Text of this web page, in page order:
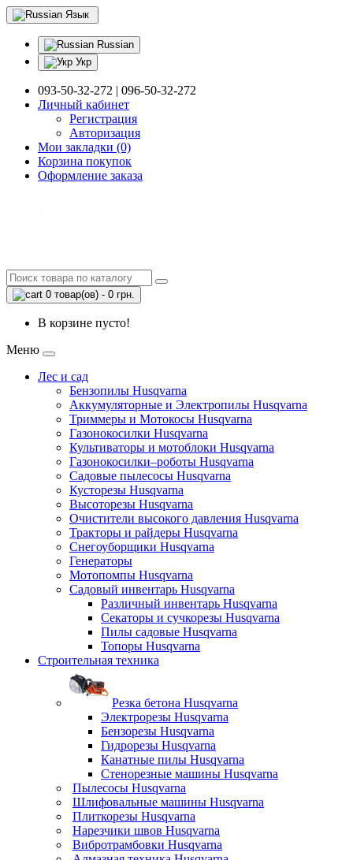
Язык
Russian
Укр
093-50-32-272 | 096-50-32-272
Личный кабинет
Регистрация
Авторизация
Мои закладки (0)
Корзина покупок
Оформление заказа
0 товар(ов) - 0 грн.
В корзине пусто!
Меню
Лес и сад
Бензопилы Husqvarna
Аккумуляторные и Электропилы Нusqvarna
Триммеры и Мотокосы Нusqvarna
Газонокосилки Husqvarna
Культиваторы и мотоблоки Husqvarna
Газонокосилки–роботы Husqvarna
Садовые пылесосы Husqvarna
Кусторезы Husqvarna
Высоторезы Husqvarna
Очистители высокого давления Husqvarna
Тракторы и райдеры Husqvarna
Снегоуборщики Husqvarna
Генераторы
Мотопомпы Husqvarna
Садовый инвентарь Husqvarna
Различный инвентарь Husqvarna
Секаторы и сучкорезы Husqvarna
Пилы садовые Husqvarna
Топоры Husqvarna
Строительная техника
Резка бетона Husqvarna
Электрорезы Husqvarna
Бензорезы Husqvarna
Гидрорезы Husqvarna
Канатные пилы Husqvarna
Стенорезные машины Husqvarna
Пылесосы Husqvarna
Шлифовальные машины Husqvarna
Плиткорезы Husqvarna
Нарезчики швов Husqvarna
Вибротрамбовки Husqvarna